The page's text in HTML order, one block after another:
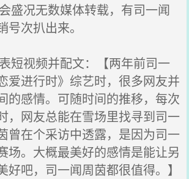
盛况无数媒体转载，有司一闻
次扒出来。
短视频并配文：【两年前司一
爱进行时》综艺时，很多网友并
的感情。可随时间的推移，每次
，网友总能在雪场里找寻到司一
曾在个采访中透露，是因为司一
场。大概最美好的感情是能让另
好吧，司一闻周茵都很值得。】